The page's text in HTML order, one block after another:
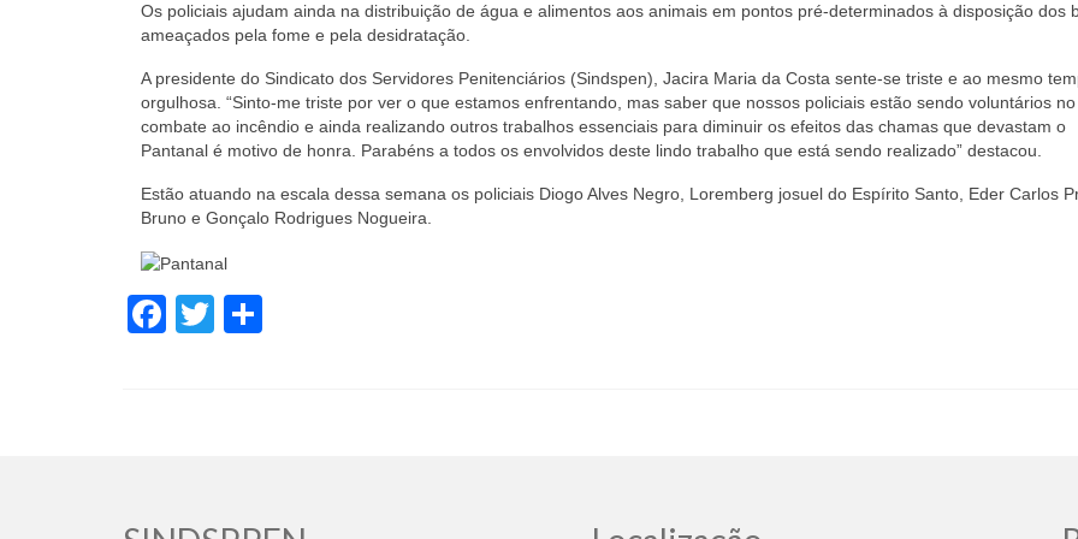
Os policiais ajudam ainda na distribuição de água e alimentos aos animais em pontos pré-determinados à disposição dos
ameaçados pela fome e pela desidratação.
A presidente do Sindicato dos Servidores Penitenciários (Sindspen), Jacira Maria da Costa sente-se triste e ao mesmo
orgulhosa. “Sinto-me triste por ver o que estamos enfrentando, mas saber que nossos policiais estão sendo voluntários no
combate ao incêndio e ainda realizando outros trabalhos essenciais para diminuir os efeitos das chamas que devastam o
Pantanal é motivo de honra. Parabéns a todos os envolvidos deste lindo trabalho que está sendo realizado” destacou.
Estão atuando na escala dessa semana os policiais Diogo Alves Negro, Loremberg josuel do Espírito Santo, Eder Carlos
Bruno e Gonçalo Rodrigues Nogueira.
Facebook
Twitter